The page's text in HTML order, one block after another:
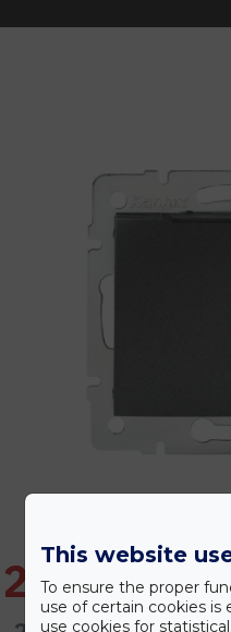
2.264 Ft
This website
To ensure the proper
use of certain cookies is
use cookies for